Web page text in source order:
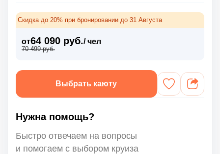
Скидка до 20% при бронировании до 31 Августа
от64 090 руб./ чел
70 499 руб.
Выбрать каюту
Нужна помощь?
Быстро отвечаем на вопросы
и помогаем с выбором круиза